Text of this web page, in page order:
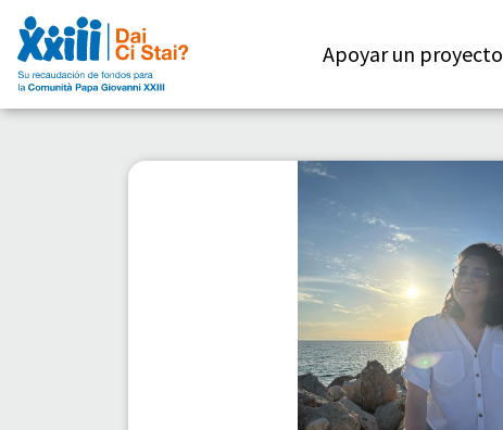
Apoyar un proyecto